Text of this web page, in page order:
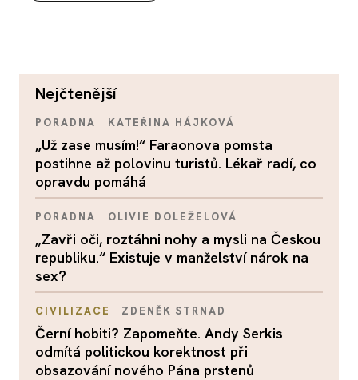
nejčtenější
PORADNA KATEŘINA HÁJKOVÁ
„Už zase musím!“ Faraonova pomsta
postihne až polovinu turistů. Lékař radí, co
opravdu pomáhá
PORADNA OLIVIE DOLEŽELOVÁ
„Zavři oči, roztáhni nohy a mysli na Českou
republiku.“ Existuje v manželství nárok na
sex?
CIVILIZACE ZDENĚK STRNAD
Černí hobiti? Zapomeňte. Andy Serkis
odmítá politickou korektnost při
obsazování nového Pána prstenů